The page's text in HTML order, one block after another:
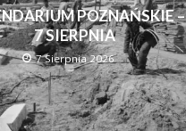
POZNAŃSKIE –
7 SIERPNIA
7 Sierpnia 2026